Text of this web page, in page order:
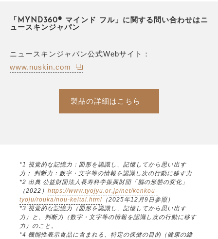
「MYND360® マインド フル」に関する問い合わせはニ
ュースキンジャパン
ニュースキンジャパン公式Webサイト：
www.nuskin.com
製品の詳細はこちら
*1 視覚的な記憶力：図形を認識し、記憶してから思い出す
力； 判断力：数字・文字等の情報を認識し次の行動に移す力
*2 出典 公益財団法人長寿科学振興財団「脳の形態の変化」
（2022） https://www.tyojyu.or.jp/net/kenkou-
tyoju/rouka/nou-keitai.html （2025年12月9日参照）
*3 視覚的な記憶力（図形を認識し、記憶してから思い出す
力）と、判断力（数字・文字等の情報を認識し次の行動に移す
力）のこと。
*4 機能性表示食品に含まれる、特定の保健の目的（健康の維